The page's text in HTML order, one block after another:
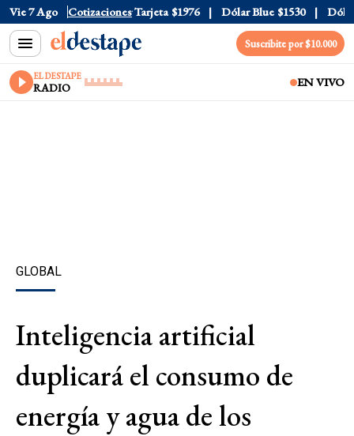
Vie 7 Ago Cotizaciones
$1520 Dólar Tarjeta $1976 Dólar Blue $1530 Dólar
Suscribite por $10.000
EL DESTAPE
RADIO EN VIVO
GLOBAL
Inteligencia artificial
duplicará el consumo de
energía y agua de los